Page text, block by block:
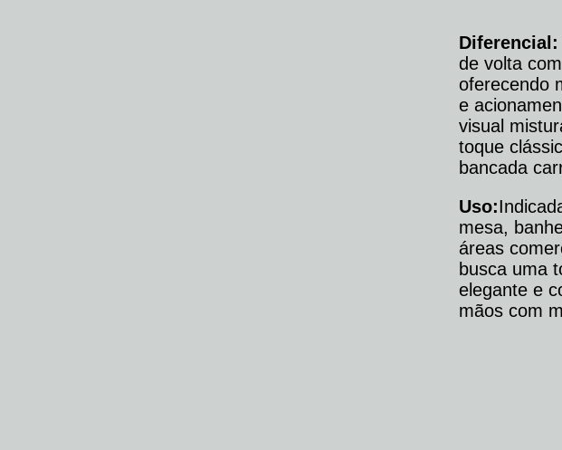
Diferencial:
de volta
oferecendo
e
visual
toque
bancada
Uso:
mesa,
áreas
busca uma
elegante e
mãos com